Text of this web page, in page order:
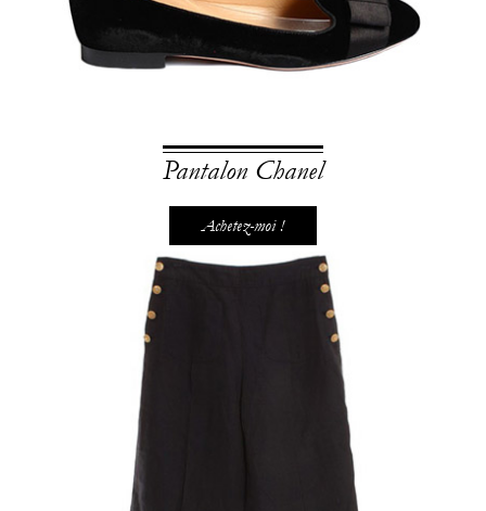
Pantalon Chanel
Achetez-moi !